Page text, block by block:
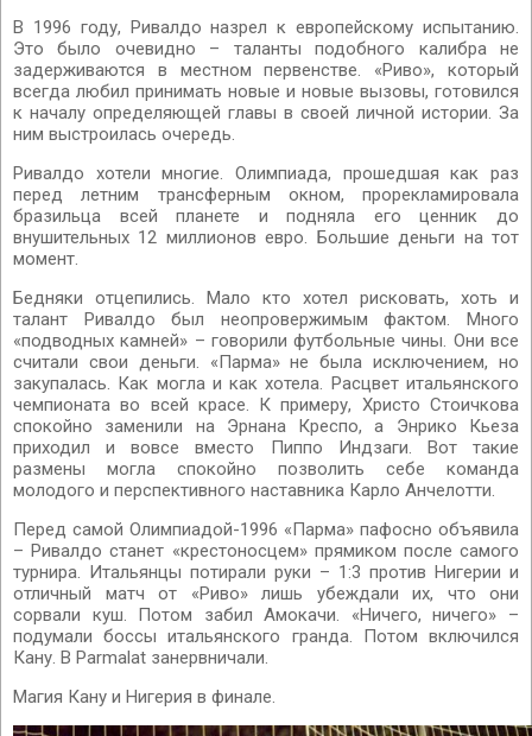
В 1996 году, Ривалдо назрел к европейскому испытанию.
Это было очевидно – таланты подобного калибра не
задерживаются в местном первенстве. «Риво», который
всегда любил принимать новые и новые вызовы, готовился
к началу определяющей главы в своей личной истории. За
ним выстроилась очередь.
Ривалдо хотели многие. Олимпиада, прошедшая как раз
перед летним трансферным окном, прорекламировала
бразильца всей планете и подняла его ценник до
внушительных 12 миллионов евро. Большие деньги на тот
момент.
Бедняки отцепились. Мало кто хотел рисковать, хоть и
талант Ривалдо был неопровержимым фактом. Много
«подводных камней» – говорили футбольные чины. Они все
считали свои деньги. «Парма» не была исключением, но
закупалась. Как могла и как хотела. Расцвет итальянского
чемпионата во всей красе. К примеру, Христо Стоичкова
спокойно заменили на Эрнана Креспо, а Энрико Кьеза
приходил и вовсе вместо Пиппо Индзаги. Вот такие
размены могла спокойно позволить себе команда
молодого и перспективного наставника Карло Анчелотти.
Перед самой Олимпиадой-1996 «Парма» пафосно объявила
– Ривалдо станет «крестоносцем» прямиком после самого
турнира. Итальянцы потирали руки – 1:3 против Нигерии и
отличный матч от «Риво» лишь убеждали их, что они
сорвали куш. Потом забил Амокачи. «Ничего, ничего» –
подумали боссы итальянского гранда. Потом включился
Кану. В Parmalat занервничали.
Магия Кану и Нигерия в финале.